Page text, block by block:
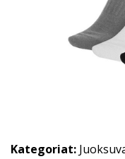
Kategoriat: